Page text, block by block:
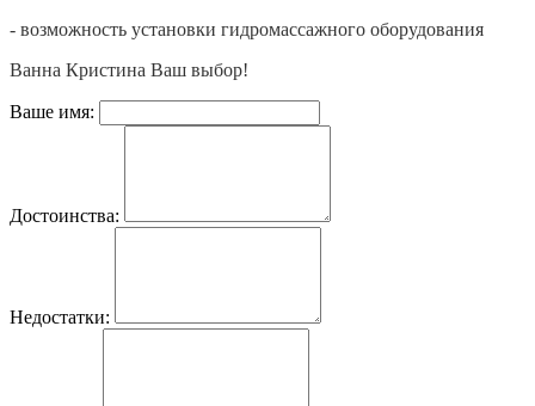
- возможность установки гидромассажного оборудования
Ванна Кристина Ваш выбор!
Ваше имя:
Достоинства:
Недостатки: